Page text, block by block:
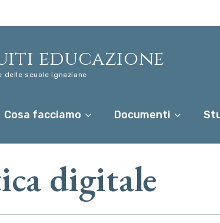
educazione
delle scuole ignaziane
Cosa facciamo Documenti
digitale